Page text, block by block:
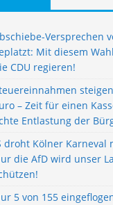
Versprechen
Mit diesem
CDU regieren!
– Zeit für einen
Entlastung der
droht Kölner Karneval
die AfD wird unser
5 von 155